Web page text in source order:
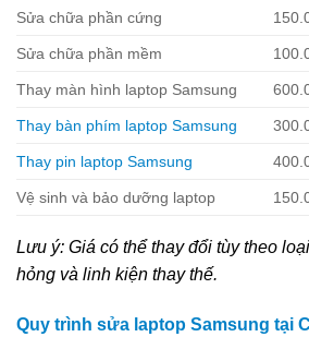
Sửa chữa phần cứng
Sửa chữa phần mềm
Thay màn hình laptop Samsung
Thay bàn phím laptop Samsung
Thay pin laptop Samsung
Vệ sinh và bảo dưỡng laptop
Lưu ý: Giá có thể thay đổi tùy theo
hỏng và linh kiện thay thế.
Quy trình sửa laptop Samsung tại